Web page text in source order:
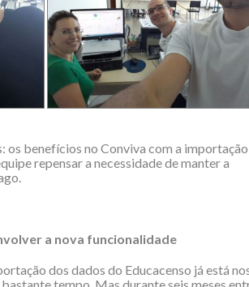
os benefícios no Conviva com a
repensar a necessidade de manter a
a nova funcionalidade
dos dados do Educacenso já está